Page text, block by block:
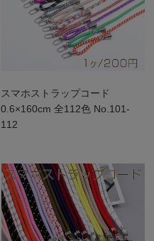
スマホストラップコード
0.6×160cm 全112色 No.101-
112